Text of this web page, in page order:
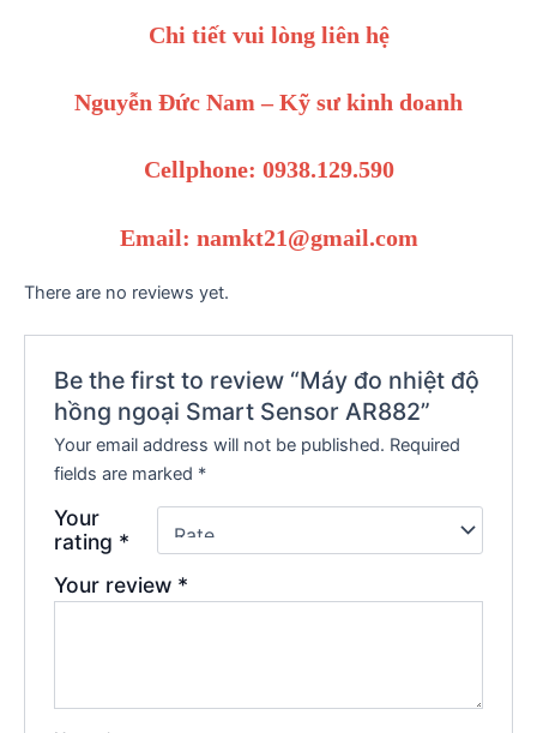
Chi tiết vui lòng liên hệ
Nguyễn Đức Nam – Kỹ sư kinh doanh
Cellphone: 0938.129.590
Email: namkt21@gmail.com
There are no reviews yet.
Be the first to review “Máy đo nhiệt độ
hồng ngoại Smart Sensor AR882”
Your email address will not be published. Required
fields are marked *
Your
rating *
Your review *